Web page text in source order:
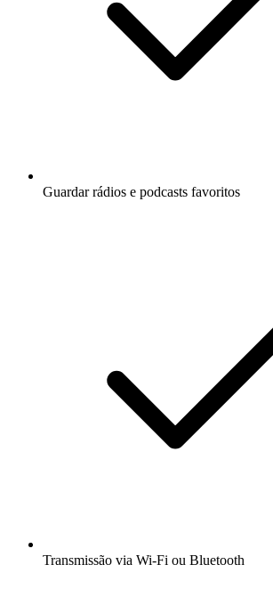
Guardar rádios e podcasts favoritos
Transmissão via Wi-Fi ou Bluetooth